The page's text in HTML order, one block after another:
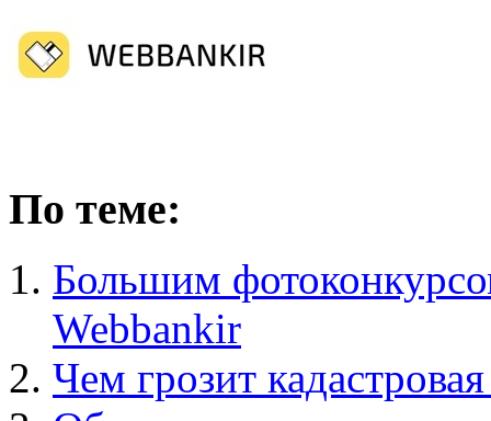
По теме:
Большим
Webbankir
Чем грозит